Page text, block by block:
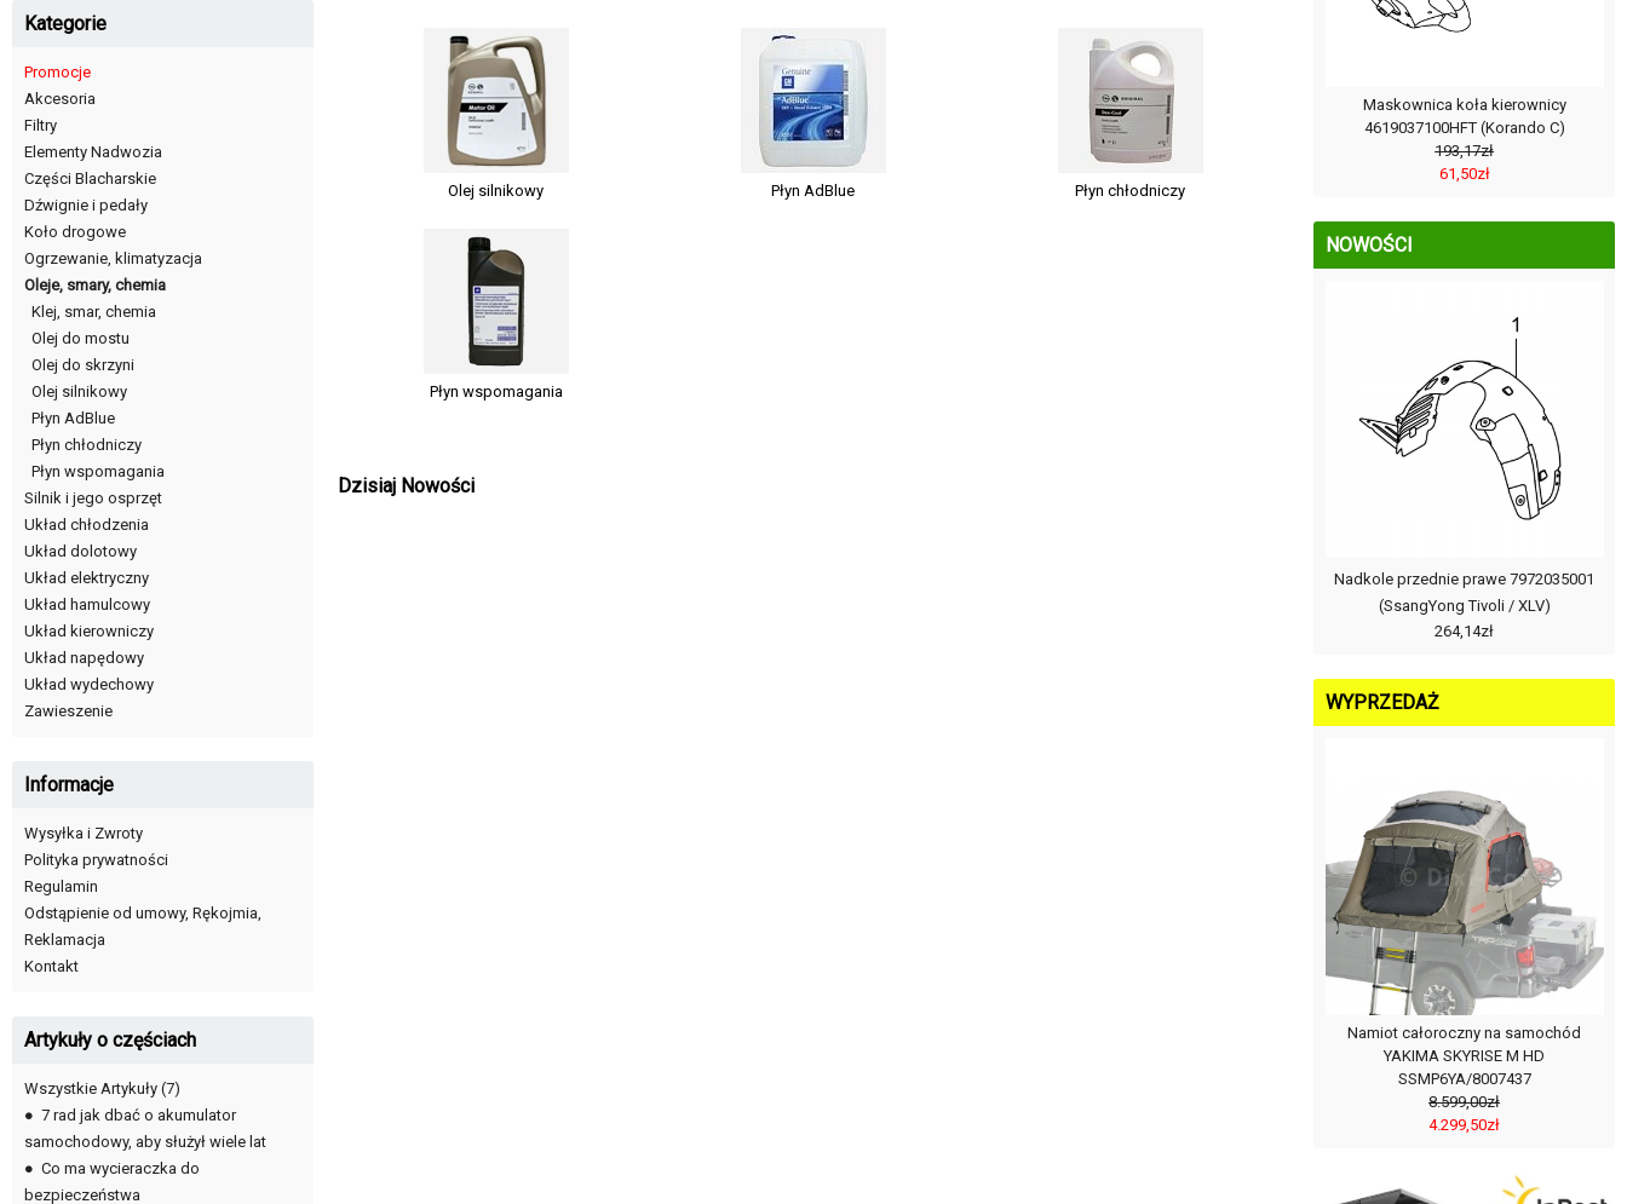
Olej silnikowy Płyn AdBlue Płyn chłodniczy
Płyn wspomagania
Dzisiaj Nowości
Kategorie
Promocje
Akcesoria
Filtry
Elementy Nadwozia
Części Blacharskie
Dźwignie i pedały
Koło drogowe
Ogrzewanie, klimatyzacja
Oleje, smary, chemia
Klej, smar, chemia
Olej do mostu
Olej do skrzyni
Olej silnikowy
Płyn AdBlue
Płyn chłodniczy
Płyn wspomagania
Silnik i jego osprzęt
Układ chłodzenia
Układ dolotowy
Układ elektryczny
Układ hamulcowy
Układ kierowniczy
Układ napędowy
Układ wydechowy
Zawieszenie
Informacje
Wysyłka i Zwroty
Polityka prywatności
Regulamin
Odstąpienie od umowy, Rękojmia,
Reklamacja
Kontakt
Artykuły o częściach
Wszystkie Artykuły (7)
● 7 rad jak dbać o akumulator
samochodowy, aby służył wiele lat
● Co ma wycieraczka do
bezpieczeństwa
Maskownica koła kierownicy
4619037100HFT (Korando C)
193,17zł
61,50zł
NOWOŚCI
Nadkole przednie prawe 7972035001
(SsangYong Tivoli / XLV)
264,14zł
WYPRZEDAŻ
Namiot całoroczny na samochód
YAKIMA SKYRISE M HD
SSMP6YA/8007437
8.599,00zł
4.299,50zł